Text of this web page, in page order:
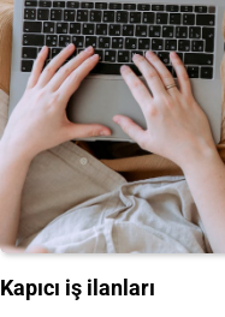
Kapıcı iş ilanları